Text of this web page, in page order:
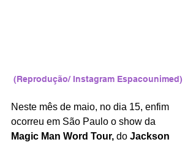
(Reprodução/ Instagram Espacounimed)
Neste mês de maio, no dia 15, enfim
ocorreu em São Paulo o show da
Magic Man Word Tour, do Jackson